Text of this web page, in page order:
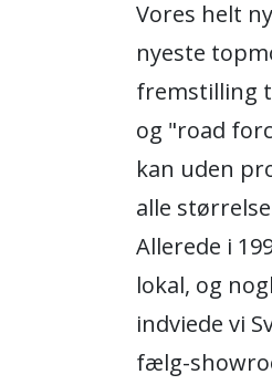
Vores helt
nyeste
fremstilling
og "road
kan uden
alle
Allerede i
lokal, og
indviede vi
fælg-